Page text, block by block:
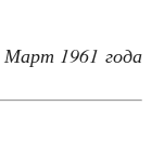
Март 1961 года